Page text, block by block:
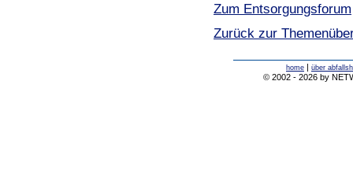
Zum Entsorgungsforum
Zurück zur
home | über
© 2002 - 2026 by